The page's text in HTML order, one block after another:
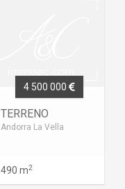
4 500 000
TERRENO
Andorra La Vella
490 m2